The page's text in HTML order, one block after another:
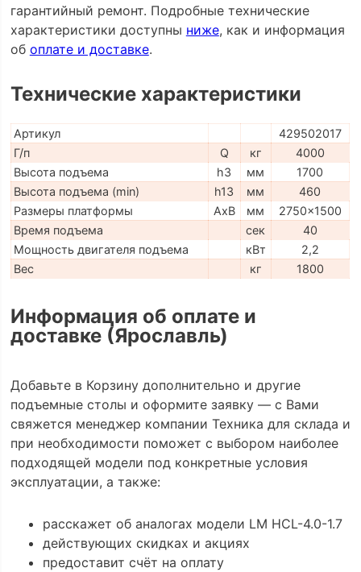
гарантийный ремонт. Подробные технические
характеристики доступны ниже, как и информация
об оплате и доставке.
Технические характеристики
Артикул
429502017
Г/п
Q кг
4000
Высота подъема
h3 мм
1700
Высота подъема (min)
h13 мм
460
Размеры платформы
AxB мм
2750x1500
Время подъема
сек
40
Мощность двигателя подъема
кВт
2,2
Вес
кг 1800
Информация об оплате и
доставке (Ярославль)
Добавьте в Корзину дополнительно и другие
подъемные столы и оформите заявку — с Вами
свяжется менеджер компании Техника для склада и
при необходимости поможет с выбором наиболее
подходящей модели под конкретные условия
эксплуатации, а также:
расскажет об аналогах модели LM HCL-4.0-1.7
действующих скидках и акциях
предоставит счёт на оплату